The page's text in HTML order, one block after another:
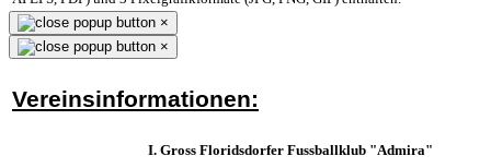
×
×
Vereinsinformationen:
I. Gross Floridsdorfer Fussballklub "Admira"